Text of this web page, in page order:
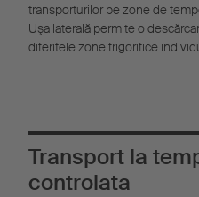
transporturilor pe zone de
Uşa laterală permite o
diferitele zone frigorifice
Transport la
controlata